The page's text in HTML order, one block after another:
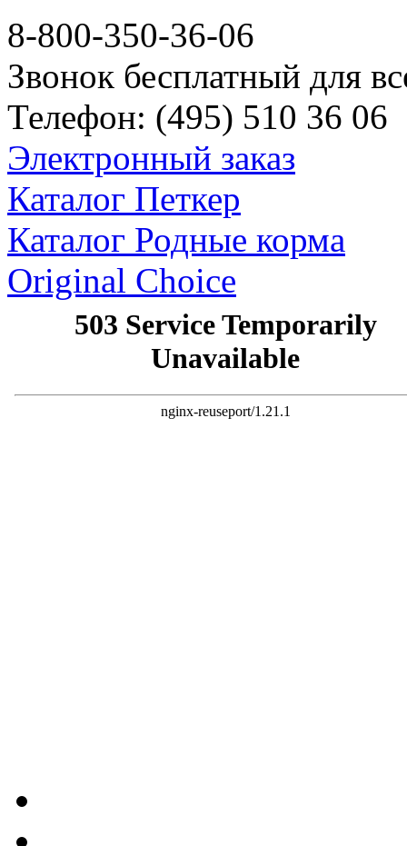
8-800-350-36-06
Звонок бесплатный для
Телефон: (495) 510 36 06
Электронный заказ
Каталог Петкер
Каталог Родные корма
Original Choice